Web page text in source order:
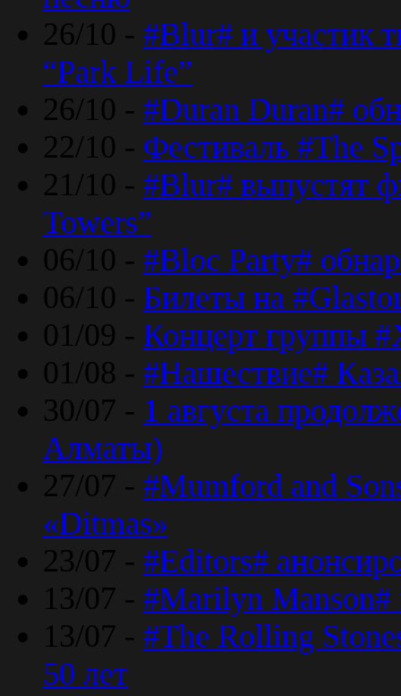
26/10 - #Blur# и участик
“Park Life”
26/10 - #Duran Duran#
22/10 - Фестиваль #The
21/10 - #Blur# выпустят
Towers”
06/10 - #Bloc Party#
06/10 - Билеты на
01/09 - Концерт группы
01/08 - #Нашествие#
30/07 - 1 августа
Алматы)
27/07 - #Mumford and
«Ditmas»
23/07 - #Editors#
13/07 - #Marilyn Manson#
13/07 - #The Rolling
50 лет